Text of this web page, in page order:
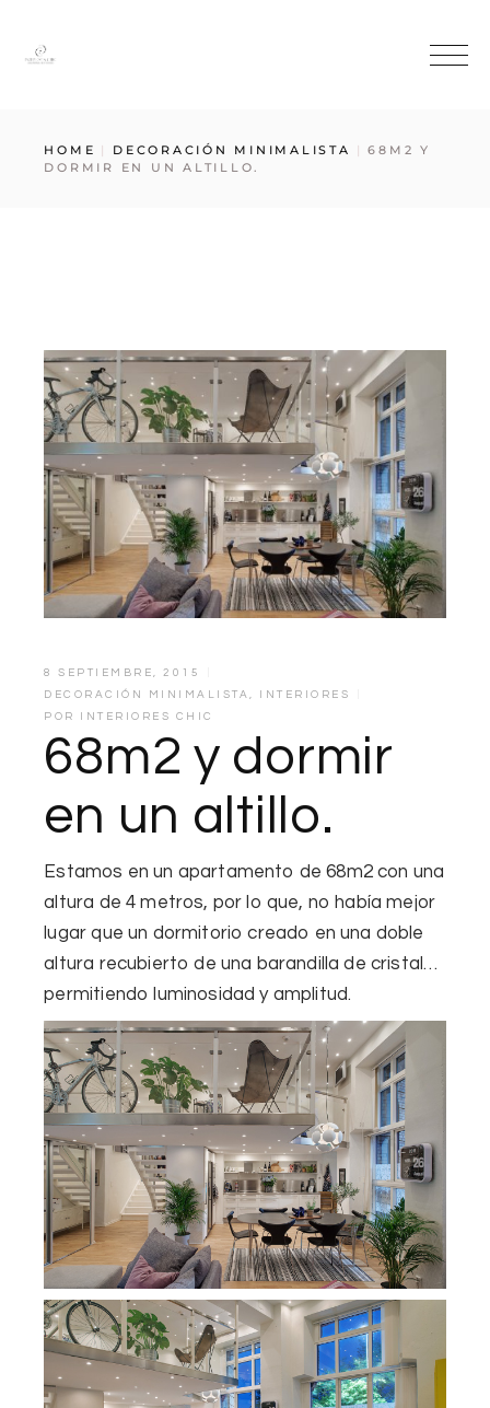
HOME DECORACIÓN MINIMALISTA
68M2 Y
DORMIR EN UN ALTILLO.
8 SEPTIEMBRE, 2015
DECORACIÓN MINIMALISTA,
INTERIORES
POR
INTERIORES CHIC
68m2 y dormir
en un altillo.
Estamos en un apartamento de 68m2 con una
altura de 4 metros, por lo que, no había mejor
lugar que un dormitorio creado en una doble
altura recubierto de una barandilla de cristal…
permitiendo luminosidad y amplitud.